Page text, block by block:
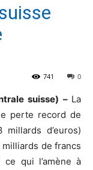
0
741
suisse) – La
perte record de
d’euros)
de francs
qui l’amène à